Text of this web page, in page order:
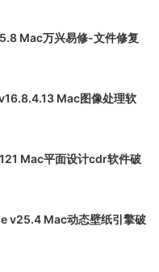
Mac万兴易修-文件修复
Mac图像处理软
Mac平面设计cdr软件破
v25.4 Mac动态壁纸引擎破